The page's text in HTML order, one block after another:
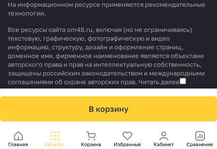
В корзину
Главная Каталог Корзина Избранные Кабинет Сравнение
На информационном ресурсе применяются рекомендательные
технологии.
Все ресурсы сайта om48.ru, включая (но не ограничиваясь)
текстовую, графическую, фотографическую и видео
информацию, структуру, дизайн и оформление страниц,
доменное имя, фирменное наименование являются объектами
авторского права и прав на интеллектуальную собственность,
защищены российским законодательством и международными
соглашениями об охране авторских прав. Читать далее